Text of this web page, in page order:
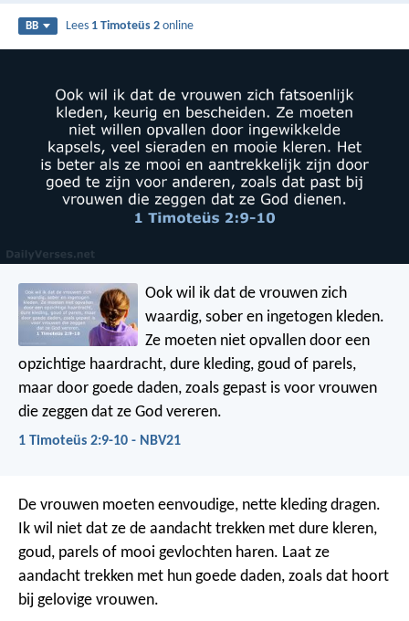
BB Lees 1 Timoteüs 2 online
Ook wil ik dat de vrouwen zich
waardig, sober en ingetogen kleden.
Ze moeten niet opvallen door een
opzichtige haardracht, dure kleding, goud of parels,
maar door goede daden, zoals gepast is voor vrouwen
die zeggen dat ze God vereren.
1 Timoteüs 2:9-10 - NBV21
De vrouwen moeten eenvoudige, nette kleding dragen.
Ik wil niet dat ze de aandacht trekken met dure kleren,
goud, parels of mooi gevlochten haren. Laat ze
aandacht trekken met hun goede daden, zoals dat hoort
bij gelovige vrouwen.